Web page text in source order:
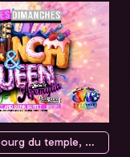
77, rue du faubourg du temple, 75010 Paris, France